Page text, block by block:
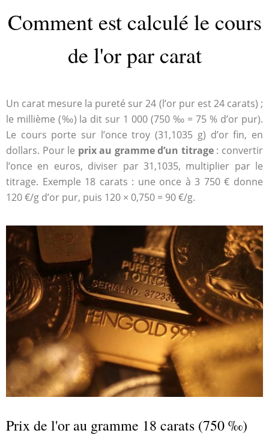
Comment est calculé le cours
de l'or par carat
Un carat mesure la pureté sur 24 (l’or pur est 24 carats) ;
le millième (‰) la dit sur 1 000 (750 ‰ = 75 % d’or pur).
Le cours porte sur l’once troy (31,1035 g) d’or fin, en
dollars. Pour le prix au gramme d’un titrage: convertir
l’once en euros, diviser par 31,1035, multiplier par le
titrage. Exemple 18 carats : une once à 3 750 € donne
120 €/g d’or pur, puis 120 × 0,750 = 90 €/g.
Prix de l'or au gramme 18 carats (750 ‰)